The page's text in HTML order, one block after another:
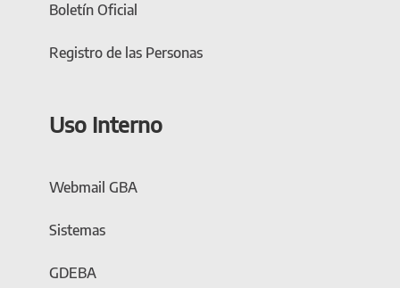
Boletín Oficial
Registro de las Personas
Uso Interno
Webmail GBA
Sistemas
GDEBA